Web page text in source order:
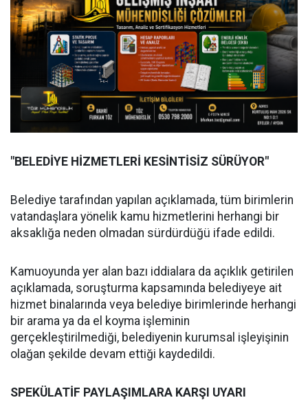
"BELEDİYE HİZMETLERİ KESİNTİSİZ SÜRÜYOR"
Belediye tarafından yapılan açıklamada, tüm birimlerin
vatandaşlara yönelik kamu hizmetlerini herhangi bir
aksaklığa neden olmadan sürdürdüğü ifade edildi.
Kamuoyunda yer alan bazı iddialara da açıklık getirilen
açıklamada, soruşturma kapsamında belediyeye ait
hizmet binalarında veya belediye birimlerinde herhangi
bir arama ya da el koyma işleminin
gerçekleştirilmediği, belediyenin kurumsal işleyişinin
olağan şekilde devam ettiği kaydedildi.
SPEKÜLATİF PAYLAŞIMLARA KARŞI UYARI